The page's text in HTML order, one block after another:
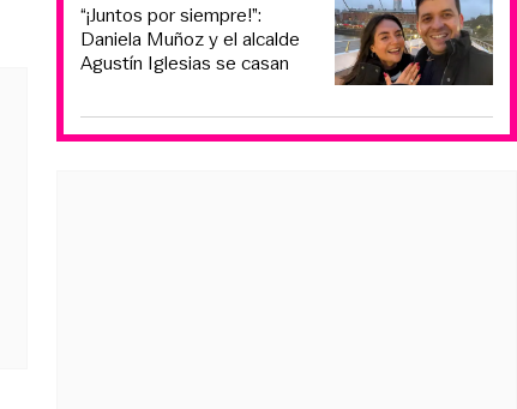
“¡Juntos por siempre!”:
Daniela Muñoz y el alcalde
Agustín Iglesias se casan